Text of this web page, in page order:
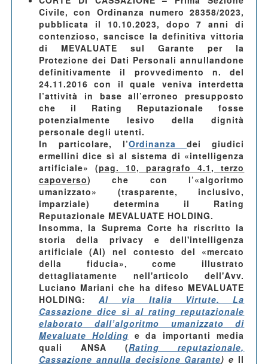
Civile, con Ordinanza numero 28358/2023,
pubblicata il 10.10.2023, dopo 7 anni di
contenzioso, sancisce la definitiva vittoria
di MEVALUATE sul Garante per la
Protezione dei Dati Personali annullandone
definitivamente il provvedimento n. del
24.11.2016 con il quale veniva interdetta
l’attività in base all’erroneo presupposto
che il Rating Reputazionale fosse
potenzialmente lesivo della dignità
personale degli utenti.
In particolare, l’Ordinanzadei giudici
ermellini dice sì al sistema di «intelligenza
artificiale» (pag. 10, paragrafo 4.1, terzo
capoverso) che con l’«algoritmo
umanizzato» (trasparente, inclusivo,
imparziale) determina il Rating
Reputazionale MEVALUATE HOLDING.
Insomma, la Suprema Corte ha riscritto la
storia della privacy e dell'intelligenza
artificiale (AI) nel contesto del «mercato
della fiducia», come illustrato
dettagliatamente nell'articolo dell'Avv.
Luciano Mariani che ha difeso MEVALUATE
HOLDING: Al via Italia Virtute. La
Cassazione dice sì al rating reputazionale
elaborato dall’algoritmo umanizzato di
Mevaluate Holding e da importanti media
quali ANSA (Rating reputazionale,
Cassazione annulla decisione Garante) e Il